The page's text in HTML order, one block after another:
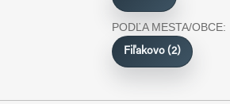
PODĽA MESTA/OBCE:
Fiľakovo (2)